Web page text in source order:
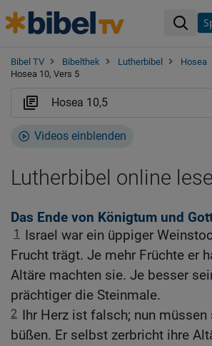
Bibel TV Bibelthek Lutherbibel Hosea
Hosea 10, Vers 5
Videos einblenden
Lutherbibel online
Das Ende von Königtum und
1
Israel war ein üppiger
Frucht trägt. Je mehr Früchte er
Altäre machten sie. Je besser
prächtiger die Steinmale.
2 Ihr Herz ist falsch; nun müssen
büßen. Er selbst zerbricht ihre